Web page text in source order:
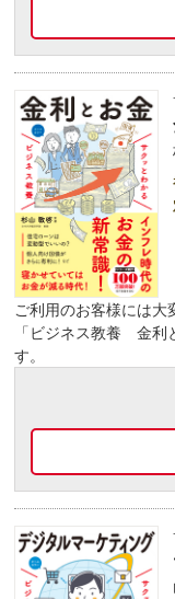
ご利用のお客様には大
「ビジネス教養 金利
す。